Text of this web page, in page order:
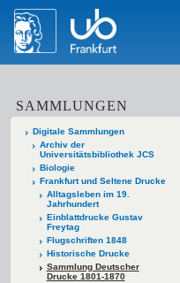
SAMMLUNGEN
Digitale Sammlungen
Archiv der
Universitätsbibliothek JCS
Biologie
Frankfurt und Seltene Drucke
Alltagsleben im 19.
Jahrhundert
Einblattdrucke Gustav
Freytag
Flugschriften 1848
Historische Drucke
Sammlung Deutscher
Drucke 1801-1870